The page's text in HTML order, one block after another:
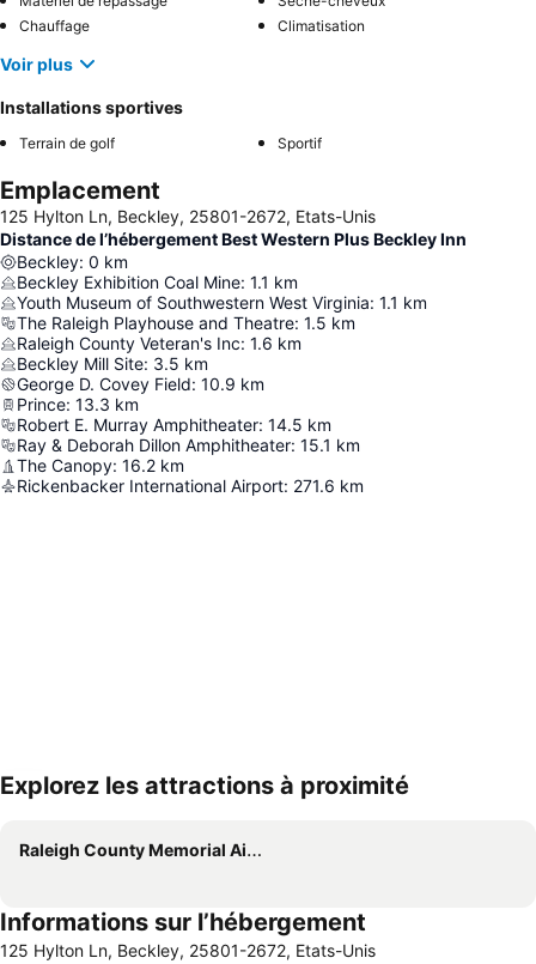
Chauffage
Climatisation
Voir plus
Installations sportives
Terrain de golf Sportif
Emplacement
125 Hylton Ln, Beckley, 25801-2672, Etats-Unis
Distance de l’hébergement Best Western Plus Beckley Inn
Beckley: 0 km
Beckley Exhibition Coal Mine: 1.1 km
Youth Museum of Southwestern West Virginia: 1.1 km
The Raleigh Playhouse and Theatre: 1.5 km
Raleigh County Veteran's Inc: 1.6 km
Beckley Mill Site: 3.5 km
George D. Covey Field: 10.9 km
Prince: 13.3 km
Robert E. Murray Amphitheater: 14.5 km
Ray & Deborah Dillon Amphitheater: 15.1 km
The Canopy: 16.2 km
Rickenbacker International Airport: 271.6 km
Explorez les attractions à proximité
Raleigh County Memorial Airport
Informations sur l’hébergement
125 Hylton Ln, Beckley, 25801-2672, Etats-Unis